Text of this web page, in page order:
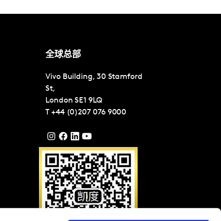
全球总部
Vivo Building, 30 Stamford
St,
London SE1 9LQ
T +44 (0)207 076 9000